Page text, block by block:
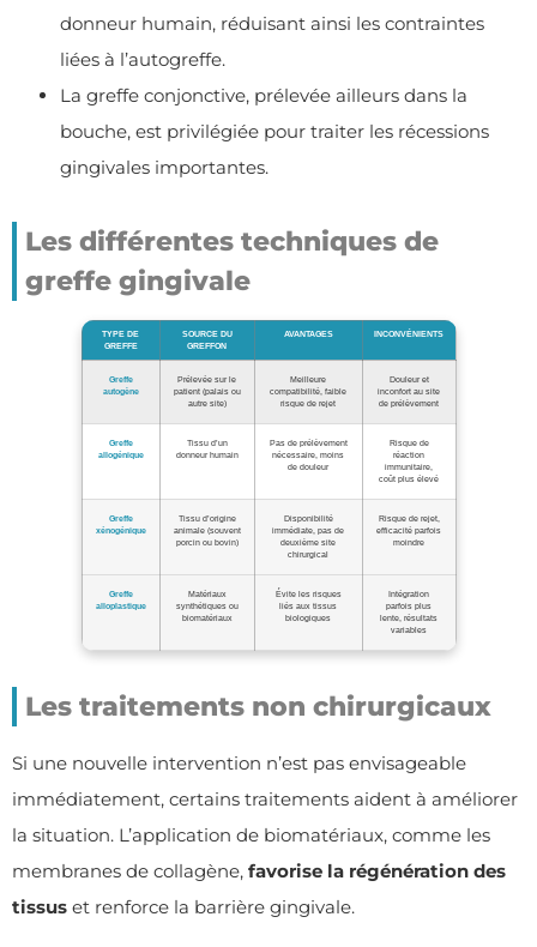
donneur humain, réduisant ainsi les contraintes
liées à l’autogreffe.
La greffe conjonctive, prélevée ailleurs dans la
bouche, est privilégiée pour traiter les récessions
gingivales importantes.
Les différentes techniques de
greffe gingivale
TYPE DE
GREFFE
SOURCE DU
GREFFON
AVANTAGES INCONVÉNIENTS
Greffe
autogène
Prélevée sur le
patient (palais ou
autre site)
Meilleure
compatibilité, faible
risque de rejet
Douleur et
inconfort au site
de prélèvement
Greffe
allogénique
Tissu d’un
donneur humain
Pas de prélèvement
nécessaire, moins
de douleur
Risque de
réaction
immunitaire,
coût plus élevé
Greffe
xénogénique
Tissu d’origine
animale (souvent
porcin ou bovin)
Disponibilité
immédiate, pas de
deuxième site
chirurgical
Risque de rejet,
efficacité parfois
moindre
Greffe
alloplastique
Matériaux
synthétiques ou
biomatériaux
Évite les risques
liés aux tissus
biologiques
Intégration
parfois plus
lente, résultats
variables
Les traitements non chirurgicaux
Si une nouvelle intervention n’est pas envisageable
immédiatement, certains traitements aident à améliorer
la situation. L’application de biomatériaux, comme les
membranes de collagène, favorise la régénération des
tissus et renforce la barrière gingivale.